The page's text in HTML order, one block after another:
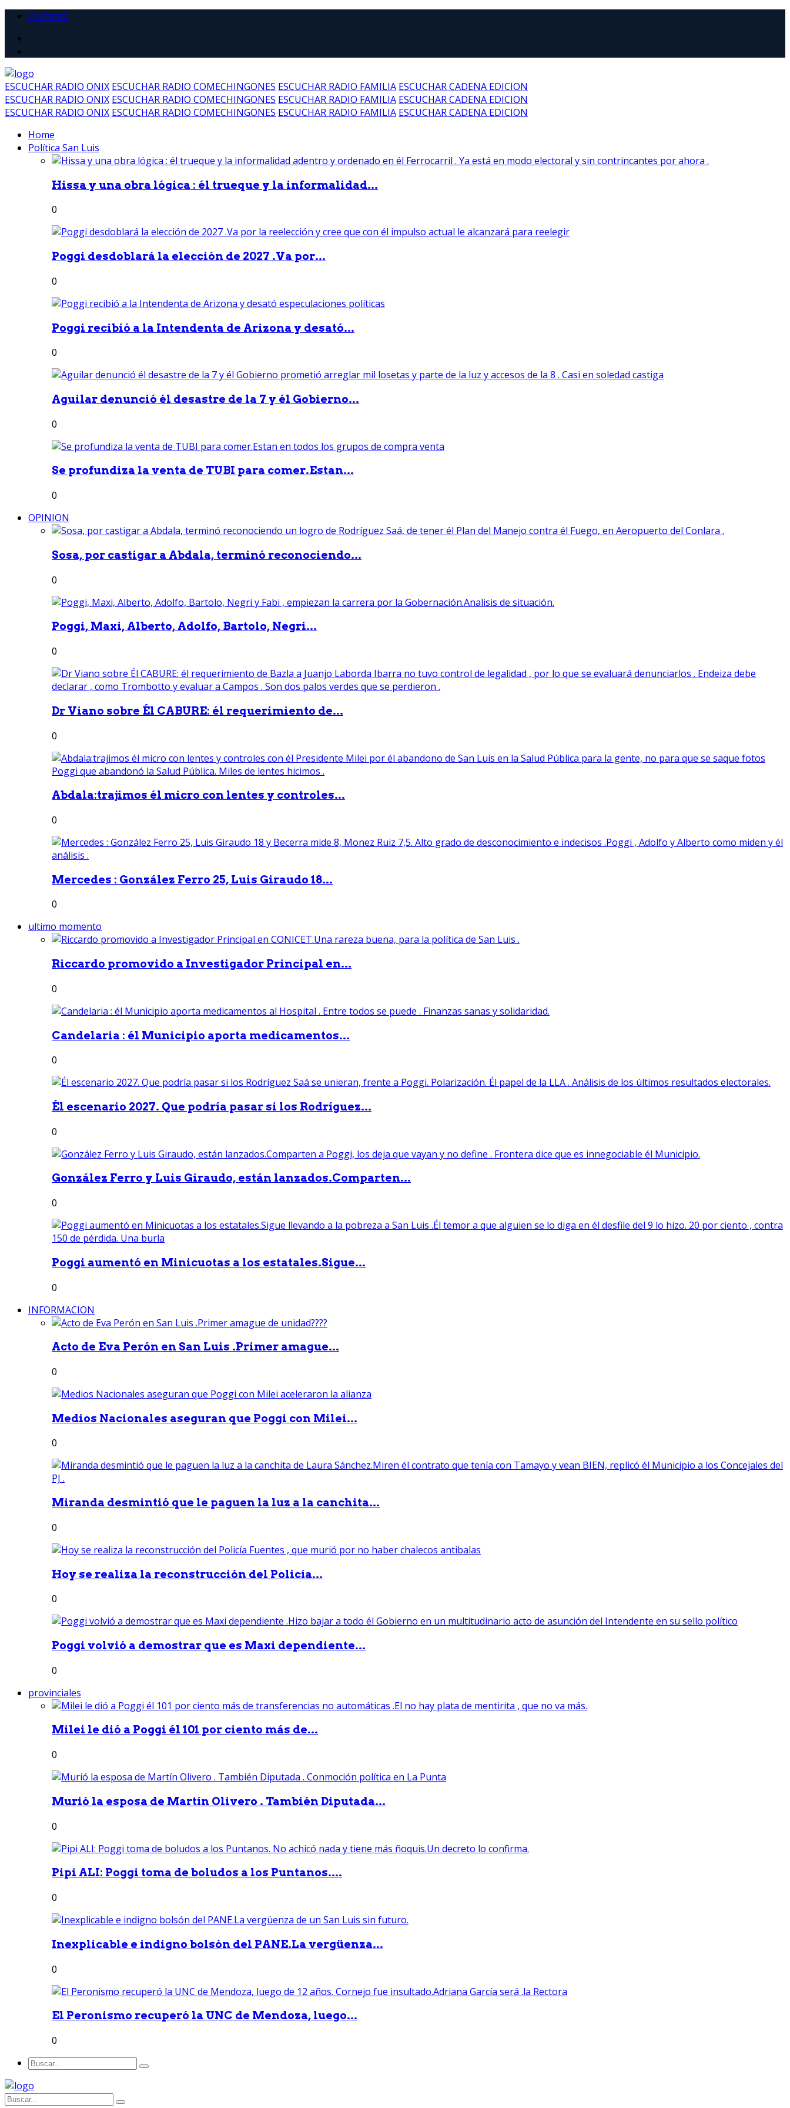
Contacto
ESCUCHAR RADIO ONIX ESCUCHAR RADIO COMECHINGONES ESCUCHAR RADIO FAMILIA ESCUCHAR CADENA EDICION
ESCUCHAR RADIO ONIX ESCUCHAR RADIO COMECHINGONES ESCUCHAR RADIO FAMILIA ESCUCHAR CADENA EDICION
ESCUCHAR RADIO ONIX ESCUCHAR RADIO COMECHINGONES ESCUCHAR RADIO FAMILIA ESCUCHAR CADENA EDICION
Home
Política San Luis
Hissa y una obra lógica : él trueque y la informalidad...
0
Poggi desdoblará la elección de 2027 .Va por...
0
Poggi recibió a la Intendenta de Arizona y desató...
0
Aguilar denunció él desastre de la 7 y él Gobierno...
0
Se profundiza la venta de TUBI para comer.Estan...
0
OPINION
Sosa, por castigar a Abdala, terminó reconociendo...
0
Poggi, Maxi, Alberto, Adolfo, Bartolo, Negri...
0
Dr Viano sobre Él CABURE: él requerimiento de...
0
Abdala:trajimos él micro con lentes y controles...
0
Mercedes : González Ferro 25, Luis Giraudo 18...
0
ultimo momento
Riccardo promovido a Investigador Principal en...
0
Candelaria : él Municipio aporta medicamentos...
0
Él escenario 2027. Que podría pasar si los Rodríguez...
0
González Ferro y Luis Giraudo, están lanzados.Comparten...
0
Poggi aumentó en Minicuotas a los estatales.Sigue...
0
INFORMACION
Acto de Eva Perón en San Luis .Primer amague...
0
Medios Nacionales aseguran que Poggi con Milei...
0
Miranda desmintió que le paguen la luz a la canchita...
0
Hoy se realiza la reconstrucción del Policía...
0
Poggi volvió a demostrar que es Maxi dependiente...
0
provinciales
Milei le dió a Poggi él 101 por ciento más de...
0
Murió la esposa de Martín Olivero . También Diputada...
0
Pipi ALI: Poggi toma de boludos a los Puntanos....
0
Inexplicable e indigno bolsón del PANE.La vergüenza...
0
El Peronismo recuperó la UNC de Mendoza, luego...
0